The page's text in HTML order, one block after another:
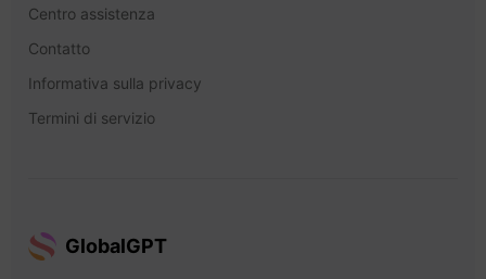
Centro assistenza
Contatto
Informativa sulla privacy
Termini di servizio
GlobalGPT